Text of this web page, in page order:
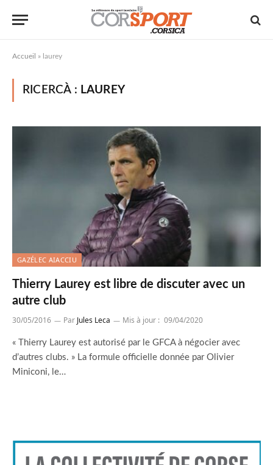
Accueil » laurey
RICERCÀ : LAUREY
GAZÉLEC AIACCIU
Thierry Laurey est libre de discuter avec un
autre club
30/05/2016 Par Jules Leca Mis à jour : 09/04/2020
« Thierry Laurey est autorisé par le GFCA à négocier avec
d’autres clubs. » La formule officielle donnée par Olivier
Miniconi, le…